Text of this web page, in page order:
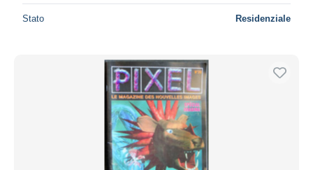
Stato Residenziale